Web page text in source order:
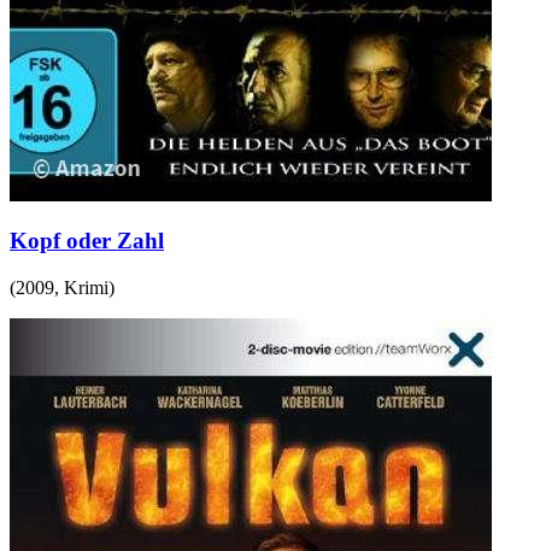
Kopf oder Zahl
(2009, Krimi)